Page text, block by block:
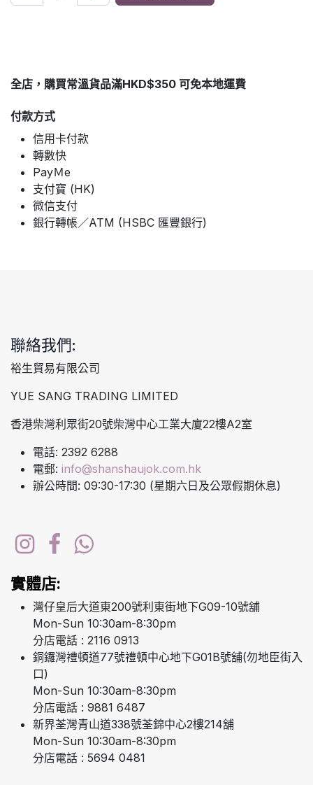
全店，購買常溫貨品滿HKD$350 可免本地運費
付款方式
信用卡付款
轉數快
PayＭe
支付寶 (HK)
微信支付
銀行轉帳／ATM (HSBC 匯豐銀行)
聯絡我們:
裕生貿易有限公司
YUE SANG TRADING LIMITED
香港柴灣利眾街20號柴灣中心工業大廈22樓A2室
電話: 2392 6288
電郵: info@shanshaujok.com.hk
辦公時間: 09:30-17:30 (星期六日及公眾假期休息)
實體店:
灣仔皇后大道東200號利東街地下G09-10號舖
Mon-Sun 10:30am-8:30pm
分店電話 : 2116 0913
銅鑼灣禮頓道77號禮頓中心地下G01B號舖(勿地臣街入
口)
Mon-Sun 10:30am-8:30pm
分店電話 : 9881 6487
新界荃灣青山道338號荃錦中心2樓214舖
Mon-Sun 10:30am-8:30pm
分店電話 : 5694 0481